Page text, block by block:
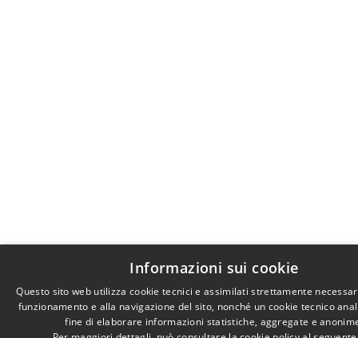
Informazioni sui cookie
Questo sito web utilizza cookie tecnici e assimilati strettamente
funzionamento e alla navigazione del sito, nonché un cookie tecnico
fine di elaborare informazioni statistiche, aggregate e